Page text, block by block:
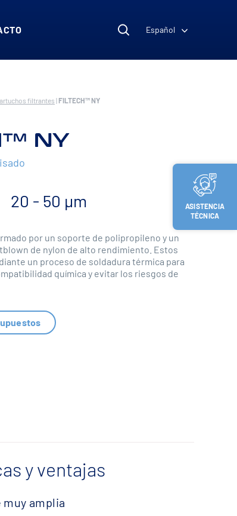
ASISTENCIA
TÉCNICA
Español
filtrantes |FILTECH™ NY
NY
20 - 50 µm
por un soporte de polipropileno y un
de nylon de alto rendimiento. Estos
un proceso de soldadura térmica para
química y evitar los riesgos de
y ventajas
amplia